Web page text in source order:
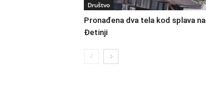
Društvo
Pronađena dva tela kod splava na
Đetinji